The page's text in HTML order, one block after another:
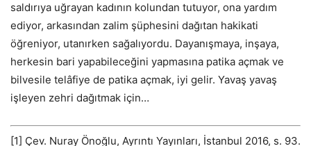
saldırıya uğrayan kadının kolundan tutuyor, ona yardım
ediyor, arkasından zalim şüphesini dağıtan hakikati
öğreniyor, utanırken sağalıyordu. Dayanışmaya, inşaya,
herkesin bari yapabileceğini yapmasına patika açmak ve
bilvesile telâfiye de patika açmak, iyi gelir. Yavaş yavaş
işleyen zehri dağıtmak için…
[1] Çev. Nuray Önoğlu, Ayrıntı Yayınları, İstanbul 2016, s. 93.